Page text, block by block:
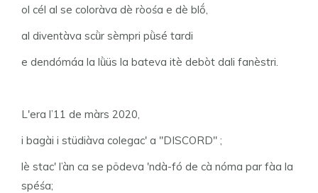
ol cél al se coloràva dè ròośa e dè blṍ,
al diventàva scǜr sèmpri pǜsé tardi
e dendómáa la lǜüs la bateva itè debòt dali fanèstri.
L'era l’11 de màrs 2020,
i bagài i stüdiàva colegac' a "DISCORD" ;
lè stac' l’àn ca se pödeva 'ndà-fó de cà nóma par fàa la
spéśa;